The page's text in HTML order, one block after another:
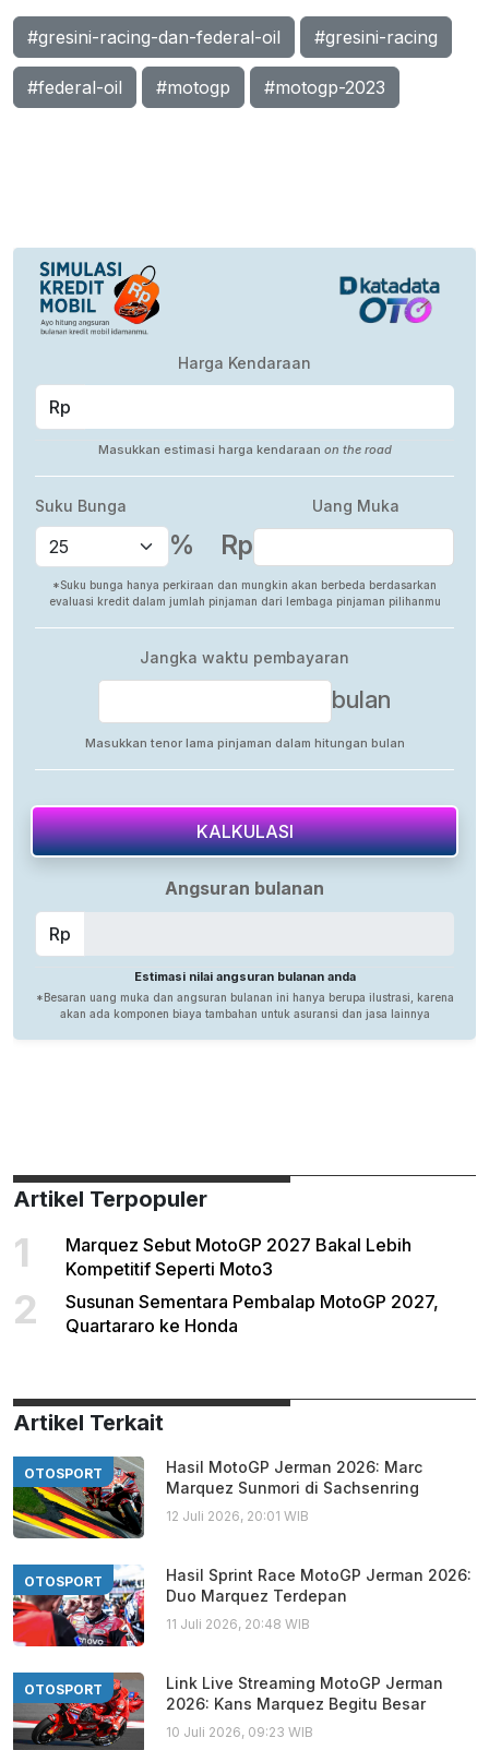
#gresini-racing-dan-federal-oil #gresini-racing
#federal-oil #motogp #motogp-2023
Artikel Terpopuler
1
Marquez Sebut MotoGP 2027 Bakal Lebih
Kompetitif Seperti Moto3
2
Susunan Sementara Pembalap MotoGP 2027,
Quartararo ke Honda
Artikel Terkait
OTOSPORT
Hasil MotoGP Jerman 2026: Marc
Marquez Sunmori di Sachsenring
12 Juli 2026, 20:01 WIB
OTOSPORT
Hasil Sprint Race MotoGP Jerman 2026:
Duo Marquez Terdepan
11 Juli 2026, 20:48 WIB
OTOSPORT
Link Live Streaming MotoGP Jerman
2026: Kans Marquez Begitu Besar
10 Juli 2026, 09:23 WIB